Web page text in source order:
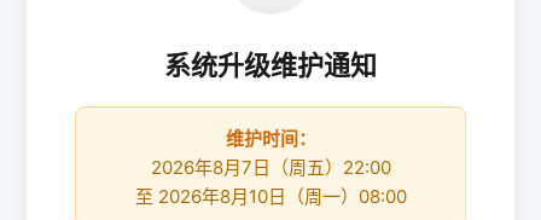
系统升级维护通知
维护时间：
2026年8月7日（周五）22:00
至 2026年8月10日（周一）08:00